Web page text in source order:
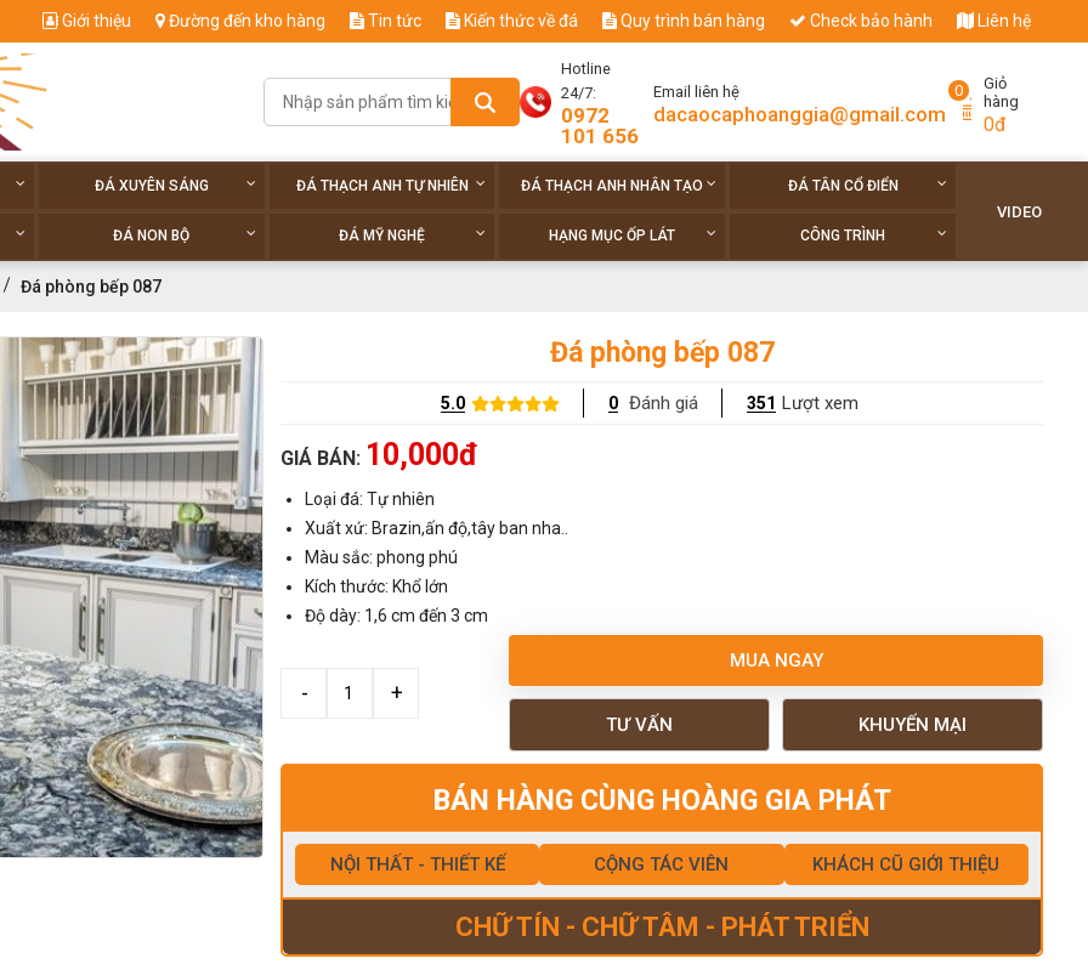
Giới thiệu Đường đến kho hàng Tin tức Kiến thức về đá Quy trình bán hàng Check bảo hành Liên hệ
Hotline
24/7:
0972
101 656
Email liên hệ
dacaocaphoanggia@gmail.com
0
Giỏ
hàng
0đ
ĐÁ XUYÊN SÁNG ĐÁ THẠCH ANH TỰ NHIÊN ĐÁ THẠCH ANH NHÂN TẠO ĐÁ TÂN CỔ ĐIỂN
ĐÁ NON BỘ ĐÁ MỸ NGHỆ HẠNG MỤC ỐP LÁT CÔNG TRÌNH
VIDEO
Đá phòng bếp 087
Đá phòng bếp 087
5.0 0 Đánh giá 351 Lượt xem
GIÁ BÁN: 10,000đ
Loại đá: Tự nhiên
Xuất xứ: Brazin,ấn độ,tây ban nha..
Màu sắc: phong phú
Kích thước: Khổ lớn
Độ dày: 1,6 cm đến 3 cm
MUA NGAY
TƯ VẤN KHUYẾN MẠI
BÁN HÀNG CÙNG HOÀNG GIA PHÁT
NỘI THẤT - THIẾT KẾ CỘNG TÁC VIÊN KHÁCH CŨ GIỚI THIỆU
CHỮ TÍN - CHỮ TÂM - PHÁT TRIỂN